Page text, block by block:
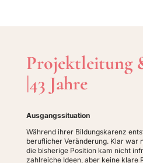
Projektleitung
|43 Jahre
Ausgangssituation
Während ihrer Bildungskarenz
beruflicher Veränderung. Klar war
die bisherige Position kam nicht
zahlreiche Ideen, aber keine klare